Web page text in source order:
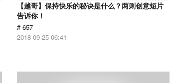
【越哥】保持快乐的秘诀是什么？两则创意短片
告诉你！
# 657
2018-09-25 06:41